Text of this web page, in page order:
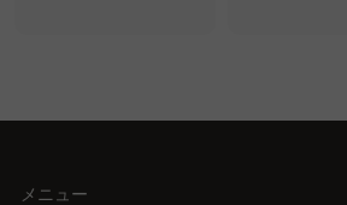
メニュー